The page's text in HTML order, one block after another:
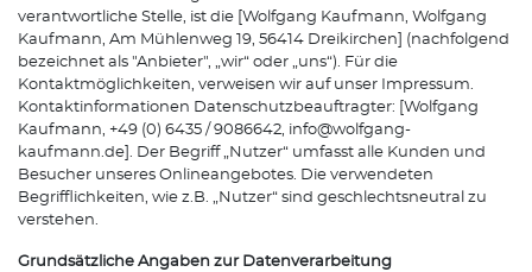
verantwortliche Stelle, ist die [Wolfgang Kaufmann, Wolfgang
Kaufmann, Am Mühlenweg 19, 56414 Dreikirchen] (nachfolgend
bezeichnet als "Anbieter", „wir“ oder „uns“). Für die
Kontaktmöglichkeiten, verweisen wir auf unser Impressum.
Kontaktinformationen Datenschutzbeauftragter: [Wolfgang
Kaufmann, +49 (0) 6435 / 9086642, info@wolfgang-
kaufmann.de]. Der Begriff „Nutzer“ umfasst alle Kunden und
Besucher unseres Onlineangebotes. Die verwendeten
Begrifflichkeiten, wie z.B. „Nutzer“ sind geschlechtsneutral zu
verstehen.
Grundsätzliche Angaben zur Datenverarbeitung